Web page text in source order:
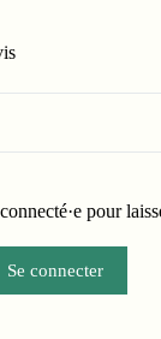
pour
Se connecter